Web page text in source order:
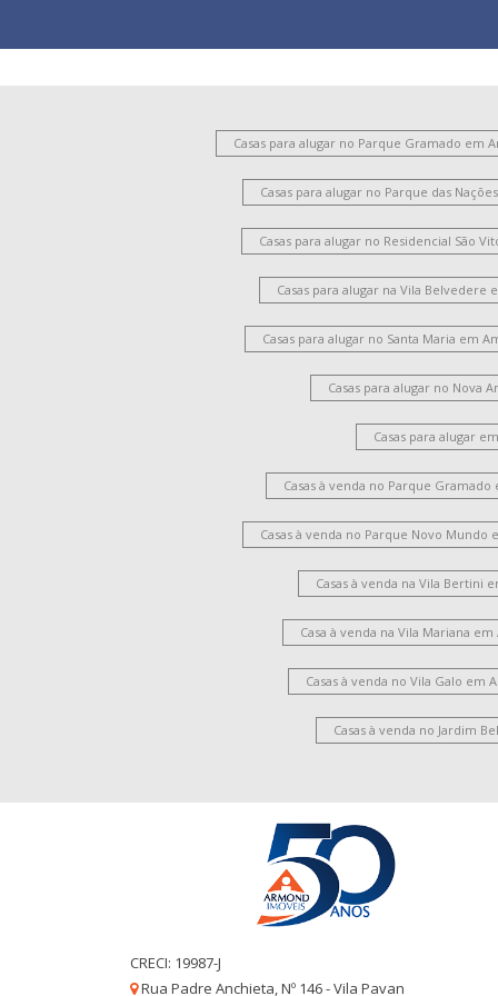
Casas para alugar no Parque Gramado em
Casas para alugar no Parque das
Casas para alugar no Residencial São
Casas para alugar na Vila Belvedere
Casas para alugar no Santa Maria em
Casas para alugar no Nova
Casas para alugar
Casas à venda no Parque Gramado
Casas à venda no Parque Novo Mundo
Casas à venda na Vila Bertini
Casa à venda na Vila Mariana
Casas à venda no Vila Galo em
Casas à venda no Jardim
CRECI: 19987-J
Rua Padre Anchieta, Nº 146 - Vila Pavan